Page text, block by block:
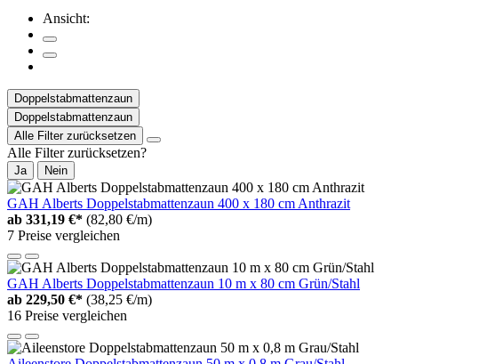
Ansicht:
Doppelstabmattenzaun
Doppelstabmattenzaun
Alle Filter zurücksetzen
Alle Filter zurücksetzen?
Ja Nein
GAH Alberts Doppelstabmattenzaun 400 x 180 cm Anthrazit
ab 331,19 €* (82,80 €/m)
7 Preise vergleichen
GAH Alberts Doppelstabmattenzaun 10 m x 80 cm Grün/Stahl
ab 229,50 €* (38,25 €/m)
16 Preise vergleichen